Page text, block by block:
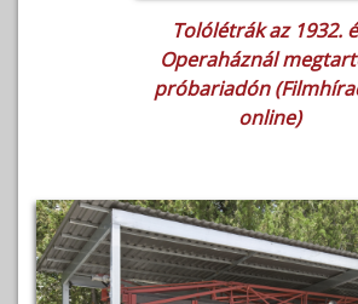
Tolólétrák az 1932.
Operaháznál
próbariadón
online)